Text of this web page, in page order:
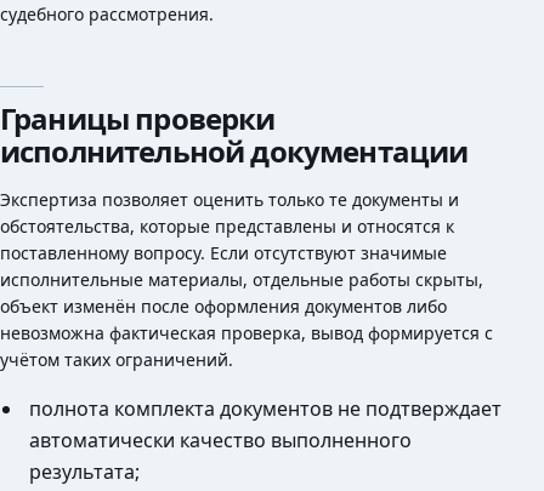
судебного рассмотрения.
Границы проверки
исполнительной документации
Экспертиза позволяет оценить только те документы и
обстоятельства, которые представлены и относятся к
поставленному вопросу. Если отсутствуют значимые
исполнительные материалы, отдельные работы скрыты,
объект изменён после оформления документов либо
невозможна фактическая проверка, вывод формируется с
учётом таких ограничений.
полнота комплекта документов не подтверждает
автоматически качество выполненного
результата;